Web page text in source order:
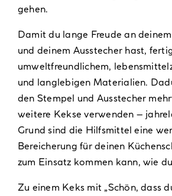
gehen.
Damit du lange Freude an
und deinem Ausstecher hast,
umweltfreundlichem,
und langlebigen Materialien.
den Stempel und Ausstecher
weitere Kekse verwenden –
Grund sind die Hilfsmittel eine
Bereicherung für deinen
zum Einsatz kommen kann, wie
Zu einem Keks mit „Schön, dass